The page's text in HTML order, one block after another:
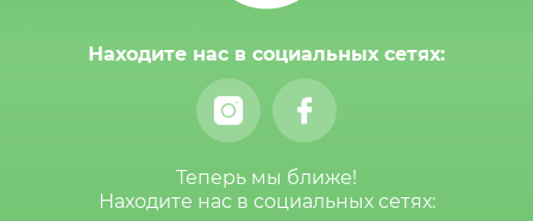
Находите нас в социальных сетях:
Теперь мы ближе!
Находите нас в социальных сетях: